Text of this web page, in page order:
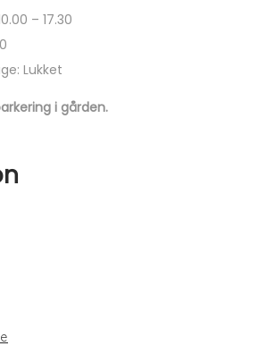
– 17.30
Lukket
i gården.